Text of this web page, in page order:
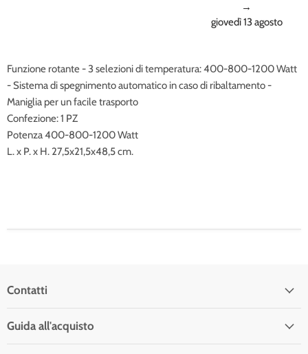
→
giovedì 13 agosto
Funzione rotante - 3 selezioni di temperatura: 400-800-1200 Watt
- Sistema di spegnimento automatico in caso di ribaltamento -
Maniglia per un facile trasporto
Confezione: 1 PZ
Potenza 400-800-1200 Watt
L. x P. x H. 27,5x21,5x48,5 cm.
Contatti
Guida all'acquisto